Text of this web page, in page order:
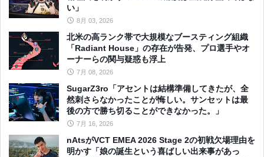
い」
8月 03, 2026
北米の高ランク帯で大規模なブースティング組織
「Radiant House」の存在が告発、プロ選手やオ
ーナーらの関与疑惑も浮上
7月 08, 2026
SugarZ3ro「アセントは結構準備してきたが、全
然刺さらなかったことが悔しい。サンセットは最
後の方で勝ち切ることができなかった。」
7月 16, 2026
nAtsがVCT EMEA 2026 Stage 2の初戦欠場理由を
明かす「娘の誕生という喜ばしい出来事があっ